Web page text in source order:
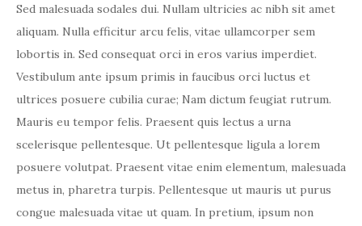
Sed malesuada sodales dui. Nullam ultricies ac nibh sit amet
aliquam. Nulla efficitur arcu felis, vitae ullamcorper sem
lobortis in. Sed consequat orci in eros varius imperdiet.
Vestibulum ante ipsum primis in faucibus orci luctus et
ultrices posuere cubilia curae; Nam dictum feugiat rutrum.
Mauris eu tempor felis. Praesent quis lectus a urna
scelerisque pellentesque. Ut pellentesque ligula a lorem
posuere volutpat. Praesent vitae enim elementum, malesuada
metus in, pharetra turpis. Pellentesque ut mauris ut purus
congue malesuada vitae ut quam. In pretium, ipsum non